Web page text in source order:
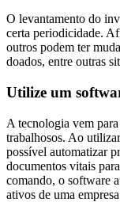
O levantamento do
certa periodicidade.
outros podem ter
doados, entre outras
Utilize um
A tecnologia vem
trabalhosos. Ao
possível automatizar
documentos vitais
comando, o software
ativos de uma